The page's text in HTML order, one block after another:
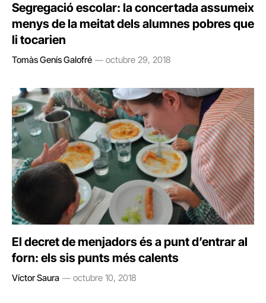
Segregació escolar: la concertada assumeix
menys de la meitat dels alumnes pobres que
li tocarien
Tomàs Genís Galofré octubre 29, 2018
El decret de menjadors és a punt d’entrar al
forn: els sis punts més calents
Víctor Saura octubre 10, 2018